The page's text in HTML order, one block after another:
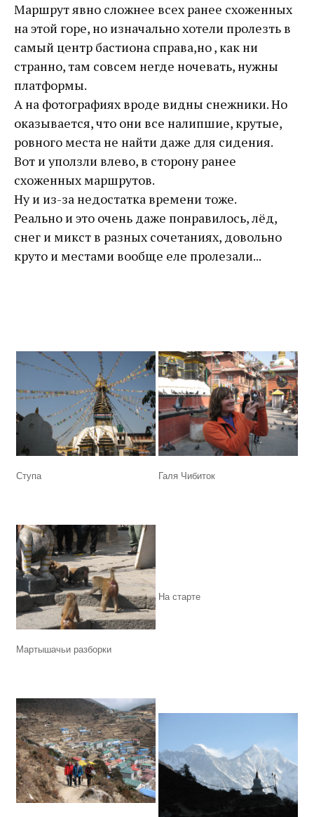
Маршрут явно сложнее всех ранее схоженных
на этой горе, но изначально хотели пролезть в
самый центр бастиона справа,но , как ни
странно, там совсем негде ночевать, нужны
платформы.
А на фотографиях вроде видны снежники. Но
оказывается, что они все налипшие, крутые,
ровного места не найти даже для сидения.
Вот и уползли влево, в сторону ранее
схоженных маршрутов.
Ну и из-за недостатка времени тоже.
Реально и это очень даже понравилось, лёд,
снег и микст в разных сочетаниях, довольно
круто и местами вообще еле пролезали...
Ступа Галя Чибиток
Мартышачьи разборки
На старте